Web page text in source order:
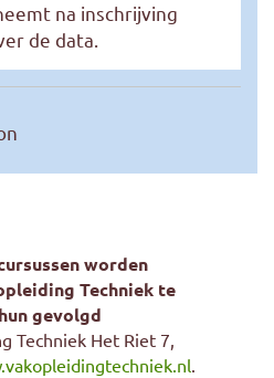
na inschrijving
de data.
worden
Techniek te
gevolgd
Techniek Het Riet 7,
.